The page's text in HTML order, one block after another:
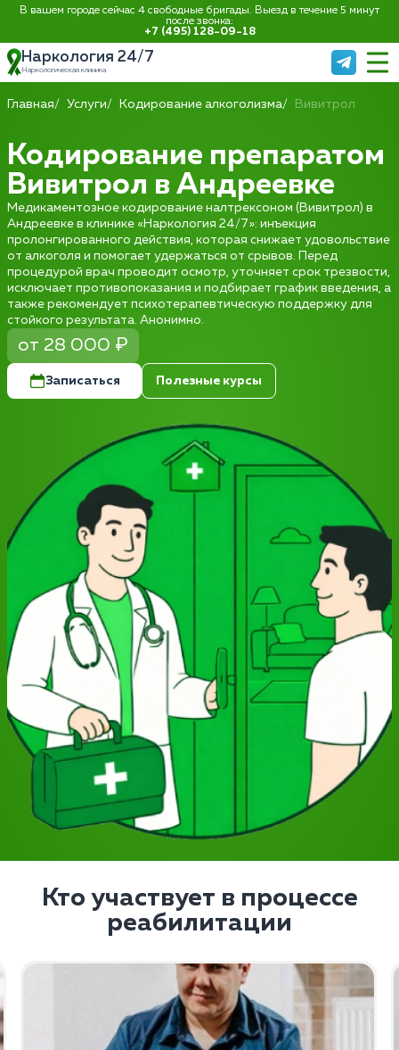
В вашем городе сейчас 4 свободные бригады. Выезд в течение 5 минут
после звонка:
+7 (495) 128-09-18
Наркология 24/7
Наркологическая клиника
Главная Услуги Кодирование алкоголизма Вивитрол
Кодирование препаратом
Вивитрол в Андреевке
Медикаментозное кодирование налтрексоном (Вивитрол) в
Андреевке в клинике «Наркология 24/7»: инъекция
пролонгированного действия, которая снижает удовольствие
от алкоголя и помогает удержаться от срывов. Перед
процедурой врач проводит осмотр, уточняет срок трезвости,
исключает противопоказания и подбирает график введения, а
также рекомендует психотерапевтическую поддержку для
стойкого результата. Анонимно.
от 28 000 ₽
Записаться Полезные курсы
Кто участвует в процессе
реабилитации